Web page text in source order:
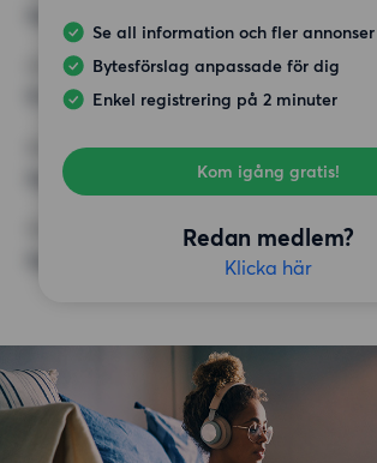
Se all information och fler annonser
Bytesförslag anpassade för dig
Enkel registrering på 2 minuter
Kom igång gratis!
Redan medlem?
Klicka här
HÖGSTA HYRA
9 000 kr
Inga speciella krav
ÖVRIGA PREFERENSER
Inga speciella preferenser